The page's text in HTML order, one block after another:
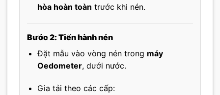
hòa hoàn toàn trước khi nén.
Bước 2: Tiến hành nén
Đặt mẫu vào vòng nén trong máy
Oedometer, dưới nước.
Gia tải theo các cấp: